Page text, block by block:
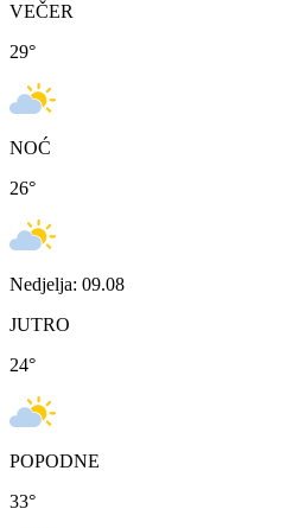
VEČER
29°
NOĆ
26°
Nedjelja: 09.08
JUTRO
24°
POPODNE
33°